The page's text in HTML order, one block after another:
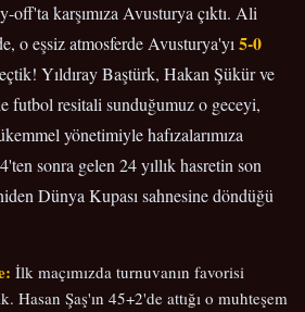
off'ta karşımıza Avusturya çıktı. Ali
o eşsiz atmosferde Avusturya'yı 5-0
Yıldıray Baştürk, Hakan Şükür ve
futbol resitali sunduğumuz o geceyi,
yönetimiyle hafızalarımıza
sonra gelen 24 yıllık hasretin son
Dünya Kupası sahnesine döndüğü
İlk maçımızda turnuvanın favorisi
Hasan Şaş'ın 45+2'de attığı o muhteşem